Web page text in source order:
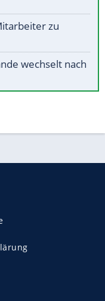
zu
wechselt nach